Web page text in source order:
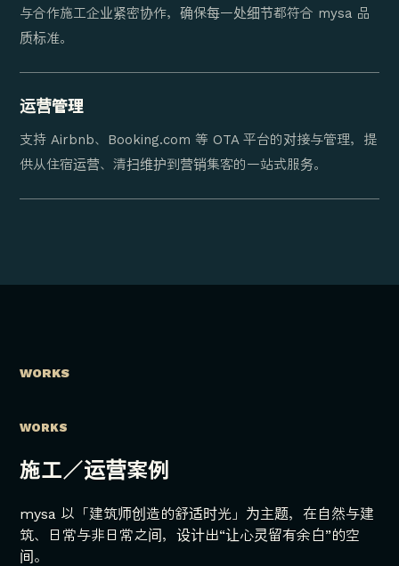
与合作施工企业紧密协作，确保每一处细节都符合 mysa 品
质标准。
运营管理
支持 Airbnb、Booking.com 等 OTA 平台的对接与管理，提
供从住宿运营、清扫维护到营销集客的一站式服务。
WORKS
WORKS
施工／运营案例
mysa 以「建筑师创造的舒适时光」为主题，在自然与建
筑、日常与非日常之间，设计出“让心灵留有余白”的空
间。